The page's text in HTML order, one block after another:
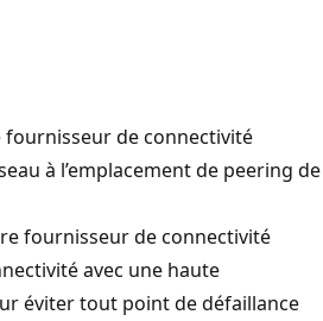
fournisseur de connectivité
à l’emplacement de peering de
fournisseur de connectivité
avec une haute
éviter tout point de défaillance